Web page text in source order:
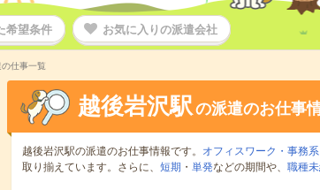
希望条件 お気に入りの派遣会社
仕事一覧
越後岩沢駅の派遣のお仕事
越後岩沢駅の派遣のお仕事情報です。 オフィスワーク・事務系
取り揃えています。さらに、 短期 ・ 単発などの期間や、 職種